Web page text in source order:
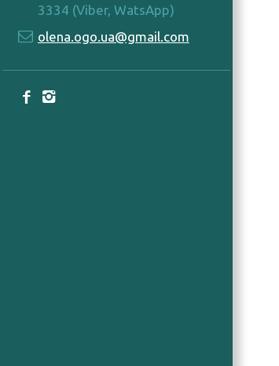
3334 (Viber, WatsApp)
olena.ogo.ua@gmail.com